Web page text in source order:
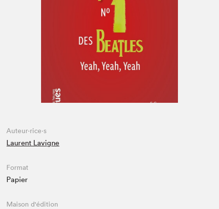
Espace enseignant·e·s
Auteur·rice·s
Laurent Lavigne
Format
Papier
Maison d'édition